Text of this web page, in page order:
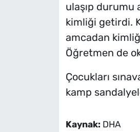
ulaşıp durumu
kimliği getirdi.
amcadan
Öğretmen de
Çocukları
kamp
Kaynak: DHA